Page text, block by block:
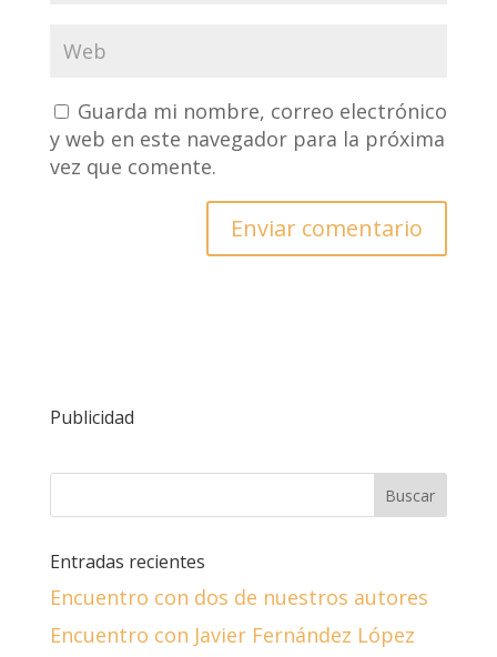
Guarda mi nombre, correo electrónico
y web en este navegador para la próxima
vez que comente.
Publicidad
Entradas recientes
Encuentro con dos de nuestros autores
Encuentro con Javier Fernández López